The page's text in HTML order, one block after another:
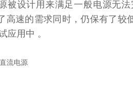
被设计用来满足一般电源无
高速的需求同时，仍保有了
应用中 。